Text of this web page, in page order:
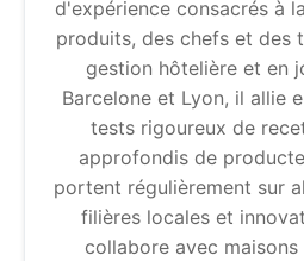
d'expérience consacrés à
produits, des chefs et des
gestion hôtelière et en
Barcelone et Lyon, il allie
tests rigoureux de
approfondis de
portent régulièrement sur
filières locales et
collabore avec